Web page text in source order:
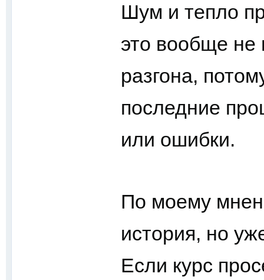
Шум и тепло
это вообще не
разгона,
последние
или ошибки.
По моему
история, но
Если курс